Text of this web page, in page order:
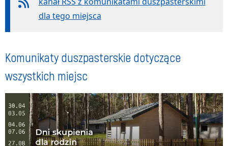
dla tego miejsca
Komunikaty duszpasterskie dotyczące
wszystkich miejsc